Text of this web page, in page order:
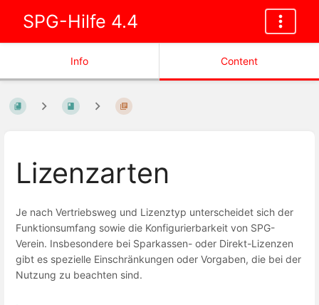
SPG-Hilfe 4.4
Info Content
Lizenzarten
Je nach Vertriebsweg und Lizenztyp unterscheidet sich der
Funktionsumfang sowie die Konfigurierbarkeit von SPG-
Verein. Insbesondere bei Sparkassen- oder Direkt-Lizenzen
gibt es spezielle Einschränkungen oder Vorgaben, die bei der
Nutzung zu beachten sind.